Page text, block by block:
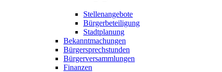
Stellenangebote
Bürgerbeteiligung
Stadtplanung
Bekanntmachungen
Bürgersprechstunden
Bürgerversammlungen
Finanzen